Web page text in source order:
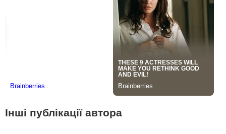
Інші публікації автора